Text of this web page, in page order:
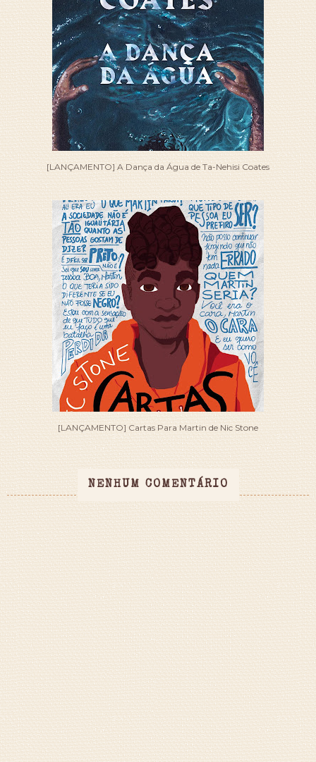
[LANÇAMENTO] A Dança da Água de Ta-Nehisi Coates
[LANÇAMENTO] Cartas Para Martin de Nic Stone
NENHUM COMENTÁRIO